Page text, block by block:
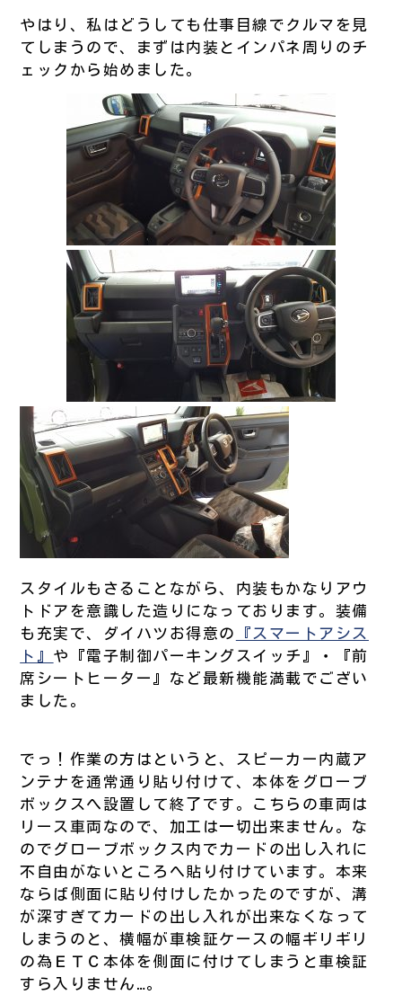
やはり、私はどうしても仕事目線でクルマを見
てしまうので、まずは内装とインパネ周りのチ
ェックから始めました。
スタイルもさることながら、内装もかなりアウ
トドアを意識した造りになっております。装備
も充実で、ダイハツお得意の 『スマートアシス
ト』 や『電子制御パーキングスイッチ』・『前
席シートヒーター』など最新機能満載でござい
ました。
でっ！作業の方はというと、スピーカー内蔵ア
ンテナを通常通り貼り付けて、本体をグローブ
ボックスへ設置して終了です。こちらの車両は
リース車両なので、加工は一切出来ません。な
のでグローブボックス内でカードの出し入れに
不自由がないところへ貼り付けています。本来
ならば側面に貼り付けしたかったのですが、溝
が深すぎてカードの出し入れが出来なくなって
しまうのと、横幅が車検証ケースの幅ギリギリ
の為ＥＴＣ本体を側面に付けてしまうと車検証
すら入りません…。